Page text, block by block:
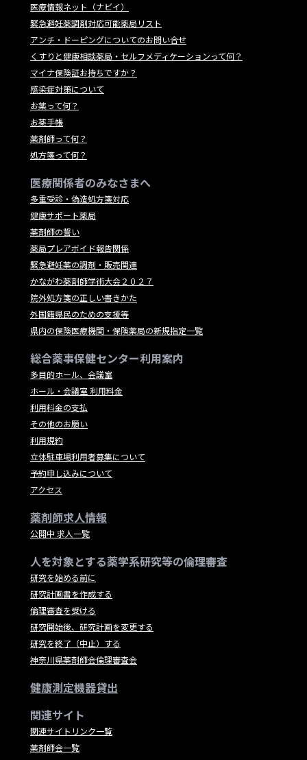
医療情報ネット（ナビイ）
緊急避妊薬調剤対応可能薬局リスト
アンチ・ドーピングについてのお問い合せ
くすりと健康相談薬局・セルフメディケーションって何？
マイナ保険証お持ちですか？
感染症対策について
お薬って何？
お薬手帳
薬剤師って何？
処方箋って何？
医療関係者のみなさまへ
多重受診・偽造処方箋対応
健康サポート薬局
薬剤師の誓い
薬局プレアボイド報告関係
緊急避妊薬の調剤・販売関連
かながわ薬剤師学術大会２０２７
院外処方箋の正しい書きかた
外国籍県民のための支援等
県内の保険医療機関・保険薬局の新規指定一覧
総合薬事保健センター利用案内
多目的ホール、会議室
ホール・会議室 利用料金
利用料金の支払
その他のお願い
利用規約
立体駐車場利用者募集について
予約申し込みについて
アクセス
薬剤師求人情報
公開中 求人一覧
人を対象とする薬学系研究等の倫理審査
研究を始める前に
研究計画書を作成する
倫理審査を受ける
研究開始後、研究計画を変更する
研究を終了（中止）する
神奈川県薬剤師会倫理審査会
健康測定機器貸出
関連サイト
関連サイトリンク一覧
薬剤師会一覧